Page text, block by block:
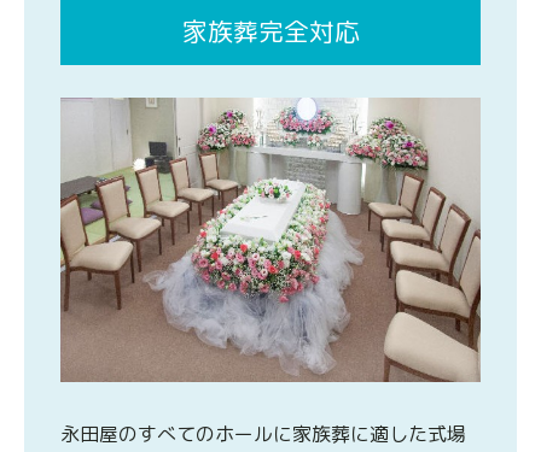
家族葬完全対応
永田屋のすべてのホールに家族葬に適した式場